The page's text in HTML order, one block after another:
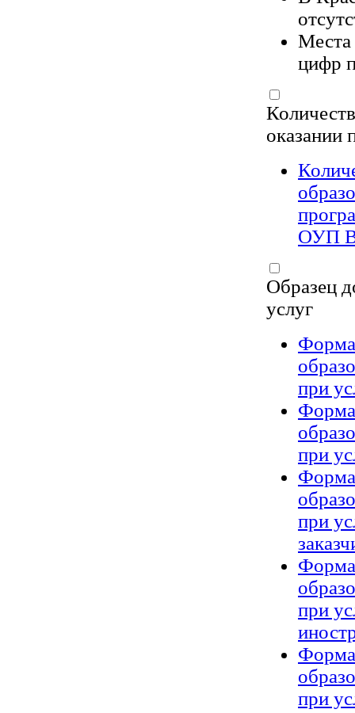
Места
цифр
оказании
ОУП
Образец
услуг
Форма
при
Форма
при
Форма
при
Форма
при
Форма
при